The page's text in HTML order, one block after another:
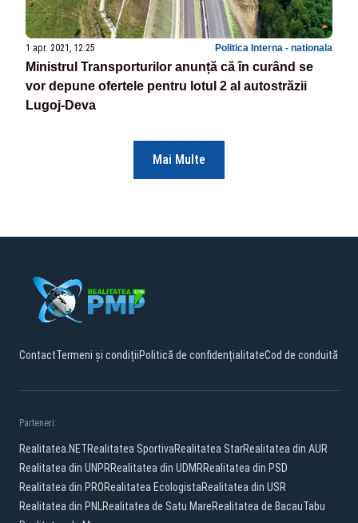
1 apr. 2021, 12:25 Politica Interna - nationala
Ministrul Transporturilor anunță că în curând se
vor depune ofertele pentru lotul 2 al autostrăzii
Lugoj-Deva
Mai Multe
ContactTermeni și condițiiPolitică de confidențialitateCod de conduită
Parteneri:
Realitatea.NETRealitatea SportivaRealitatea StarRealitatea din AUR
Realitatea din UNPRRealitatea din UDMRRealitatea din PSD
Realitatea din PRORealitatea EcologistaRealitatea din USR
Realitatea din PNLRealitatea de Satu MareRealitatea de BacauTabu